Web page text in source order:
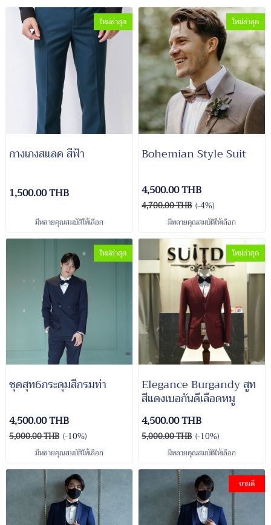
ใหม่ล่าสุด
กางเกงสแลค สีฟ้า
1,500.00 THB
มีหลายคุณสมบัติให้เลือก
ใหม่ล่าสุด
Bohemian Style Suit
4,500.00 THB
4,700.00 THB (-4%)
มีหลายคุณสมบัติให้เลือก
ใหม่ล่าสุด
ชุดสุท6กระดุมสีกรมท่า
4,500.00 THB
5,000.00 THB (-10%)
มีหลายคุณสมบัติให้เลือก
ใหม่ล่าสุด
Elegance Burgandy สูท
สีแดงเบอกันดีเลือดหมู
4,500.00 THB
5,000.00 THB (-10%)
มีหลายคุณสมบัติให้เลือก
ขายดี